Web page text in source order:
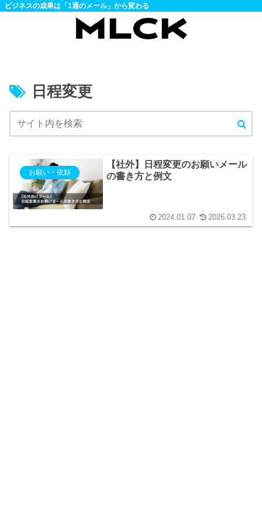
ビジネスの成果は「1通のメール」から変わる
日程変更
お願い・依頼
【社外】日程変更のお願いメール
の書き方と例文
2024.01.07 2026.03.23